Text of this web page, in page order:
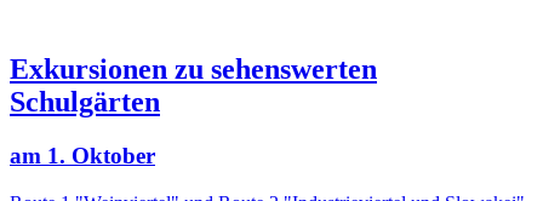
Exkursionen zu sehenswerten
Schulgärten
am 1. Oktober